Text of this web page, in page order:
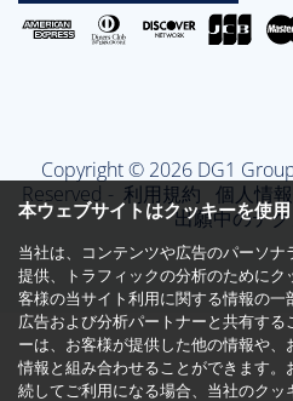
Copyright © 2026 DG1
Reserved - 利用規約 個人情
出願中のテ
本ウェブサイトはクッキーを使用
当社は、コンテンツや広告のパーソ
提供、トラフィックの分析のために
客様の当サイト利用に関する情報の一
広告および分析パートナーと共有す
ーは、お客様が提供した他の情報や
情報と組み合わせることができます
続してご利用になる場合、当社のクッ